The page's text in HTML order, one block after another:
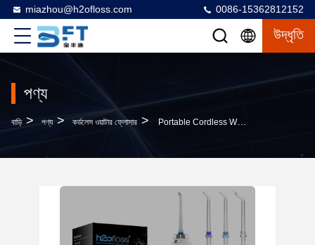
miazhou@h2ofloss.com 0086-15362812152
উদ্ধৃতি
পণ্য
বাড়ি > পণ্য > কর্ডলেস ওয়াটার ফ্লোসার > Portable Cordless Water Dental Flosser With Removable Water Tank & Protective Case For Home & Travel Cleaning